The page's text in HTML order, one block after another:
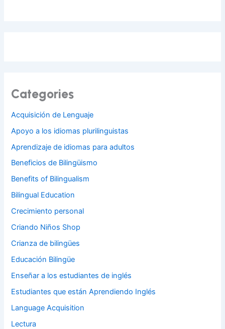
Categories
Acquisición de Lenguaje
Apoyo a los idiomas plurilinguistas
Aprendizaje de idiomas para adultos
Beneficios de Bilingüismo
Benefits of Bilingualism
Bilingual Education
Crecimiento personal
Criando Niños Shop
Crianza de bilingües
Educación Bilingüe
Enseñar a los estudiantes de inglés
Estudiantes que están Aprendiendo Inglés
Language Acquisition
Lectura